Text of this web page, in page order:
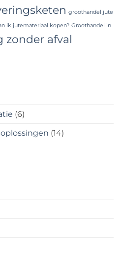
groothandel jute
ik jutemateriaal kopen? Groothandel in
zonder afval
(6)
(14)